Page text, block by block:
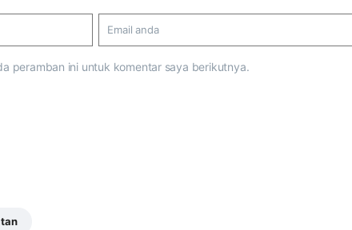
peramban ini untuk komentar saya berikutnya.